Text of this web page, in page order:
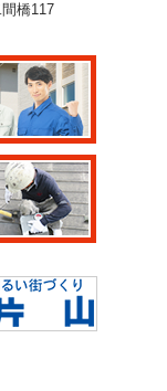
橋117